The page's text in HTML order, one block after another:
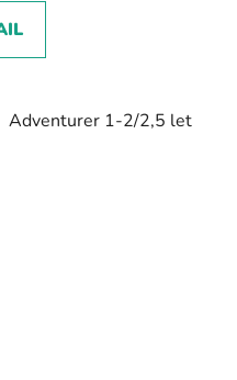
Adventurer 1-2/2,5 let